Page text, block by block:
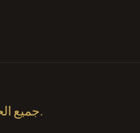
© 2026 Coinvote, Inc. جميع الحقوق محفوظة.